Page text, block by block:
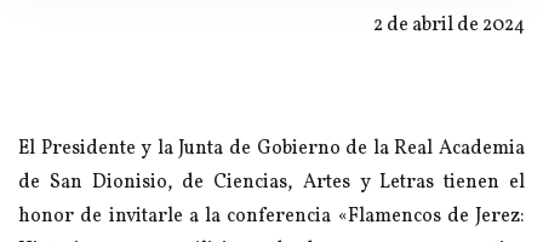
2 de abril de 2024
El Presidente y la Junta de Gobierno de la Real Academia
de San Dionisio, de Ciencias, Artes y Letras tienen el
honor de invitarle a la conferencia «Flamencos de Jerez: